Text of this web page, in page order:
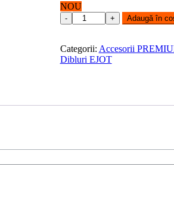
NOU
Surub
pentru
T-
Fast
Adaugă în
Categorii: Accesorii
Dibluri EJOT